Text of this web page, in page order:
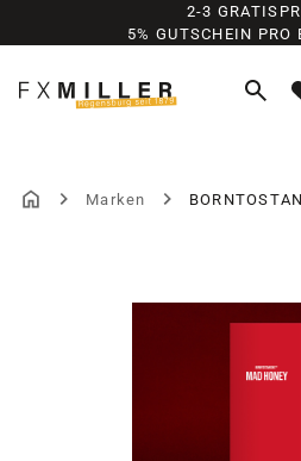
Zum Hauptinhalt springen
2-3
5% GUTSCHEIN PRO
Marken
Bildergalerie überspringen